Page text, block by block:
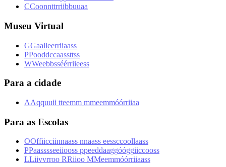
CCoonnttrriibbuuaa
Museu Virtual
GGaalleerriiaass
PPooddccaassttss
WWeebbsséérriieess
Para a cidade
AAqquuii tteemm mmeemmóórriiaa
Para as Escolas
OOffiicciinnaass nnaass eessccoollaass
PPaasssseeiiooss ppeeddaaggóóggiiccooss
LLiivvrroo RRiioo MMeemmóórriiaass